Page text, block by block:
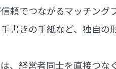
頼でつながるマッチング
書きの手紙など、独自の
、経営者同士を直接つ